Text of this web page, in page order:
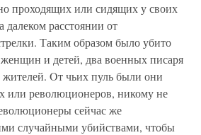
проходящих или сидящих у своих
расстоянии от
Таким образом было убито
женщин и детей, два военных писаря
Oт чьих пуль были они
или революционеров, никому не
сейчас же
случайными убийствами, чтобы